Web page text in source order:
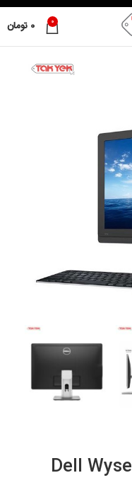
0
0 تومان
آل این وان تین کلاینت Dell Wyse